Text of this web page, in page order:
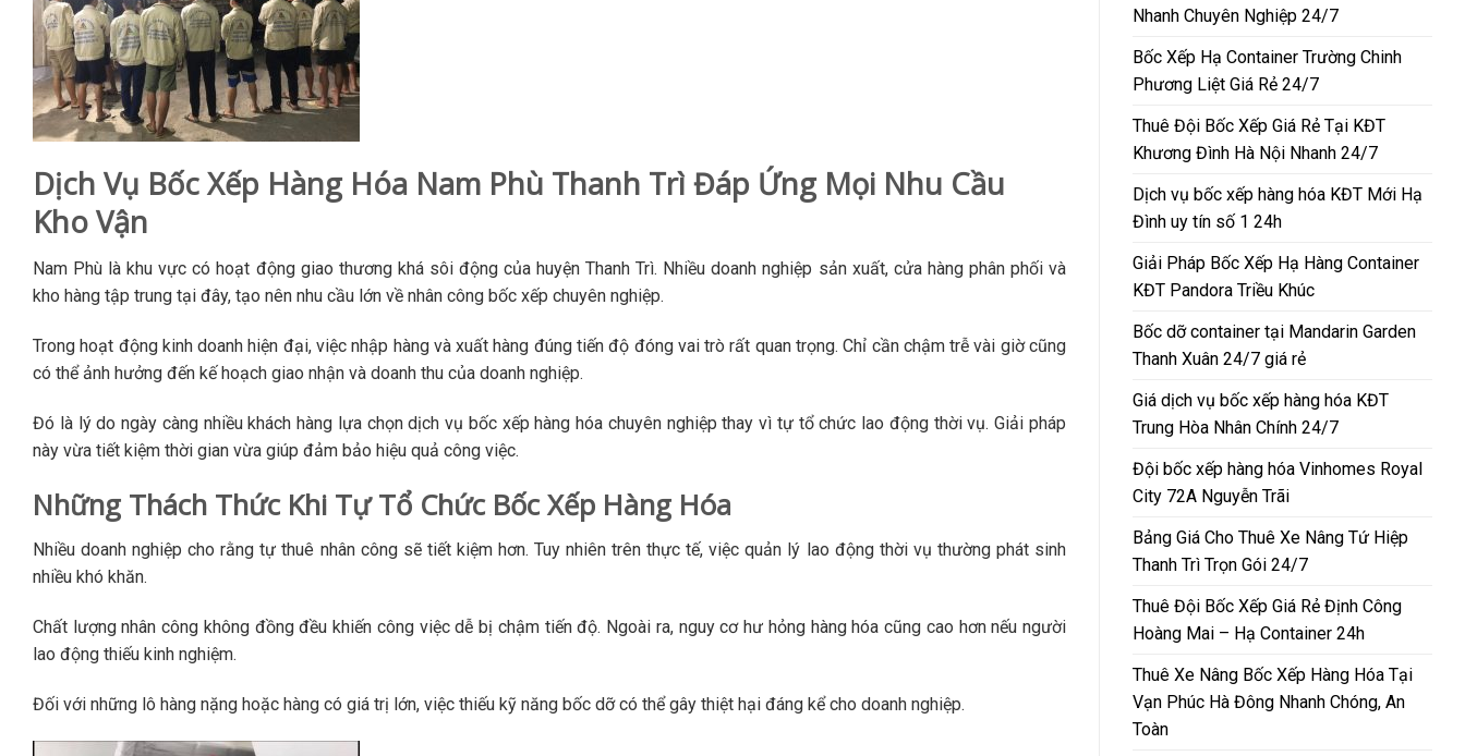
Dịch Vụ Bốc Xếp Hàng Hóa Nam Phù Thanh Trì Đáp Ứng Mọi Nhu Cầu
Kho Vận
Nam Phù là khu vực có hoạt động giao thương khá sôi động của huyện Thanh Trì. Nhiều doanh nghiệp sản xuất, cửa hàng phân phối và
kho hàng tập trung tại đây, tạo nên nhu cầu lớn về nhân công bốc xếp chuyên nghiệp.
Trong hoạt động kinh doanh hiện đại, việc nhập hàng và xuất hàng đúng tiến độ đóng vai trò rất quan trọng. Chỉ cần chậm trễ vài giờ cũng
có thể ảnh hưởng đến kế hoạch giao nhận và doanh thu của doanh nghiệp.
Đó là lý do ngày càng nhiều khách hàng lựa chọn dịch vụ bốc xếp hàng hóa chuyên nghiệp thay vì tự tổ chức lao động thời vụ. Giải pháp
này vừa tiết kiệm thời gian vừa giúp đảm bảo hiệu quả công việc.
Những Thách Thức Khi Tự Tổ Chức Bốc Xếp Hàng Hóa
Nhiều doanh nghiệp cho rằng tự thuê nhân công sẽ tiết kiệm hơn. Tuy nhiên trên thực tế, việc quản lý lao động thời vụ thường phát sinh
nhiều khó khăn.
Chất lượng nhân công không đồng đều khiến công việc dễ bị chậm tiến độ. Ngoài ra, nguy cơ hư hỏng hàng hóa cũng cao hơn nếu người
lao động thiếu kinh nghiệm.
Đối với những lô hàng nặng hoặc hàng có giá trị lớn, việc thiếu kỹ năng bốc dỡ có thể gây thiệt hại đáng kể cho doanh nghiệp.
Nhanh Chuyên Nghiệp 24/7
Bốc Xếp Hạ Container Trường Chinh
Phương Liệt Giá Rẻ 24/7
Thuê Đội Bốc Xếp Giá Rẻ Tại KĐT
Khương Đình Hà Nội Nhanh 24/7
Dịch vụ bốc xếp hàng hóa KĐT Mới Hạ
Đình uy tín số 1 24h
Giải Pháp Bốc Xếp Hạ Hàng Container
KĐT Pandora Triều Khúc
Bốc dỡ container tại Mandarin Garden
Thanh Xuân 24/7 giá rẻ
Giá dịch vụ bốc xếp hàng hóa KĐT
Trung Hòa Nhân Chính 24/7
Đội bốc xếp hàng hóa Vinhomes Royal
City 72A Nguyễn Trãi
Bảng Giá Cho Thuê Xe Nâng Tứ Hiệp
Thanh Trì Trọn Gói 24/7
Thuê Đội Bốc Xếp Giá Rẻ Định Công
Hoàng Mai – Hạ Container 24h
Thuê Xe Nâng Bốc Xếp Hàng Hóa Tại
Vạn Phúc Hà Đông Nhanh Chóng, An
Toàn